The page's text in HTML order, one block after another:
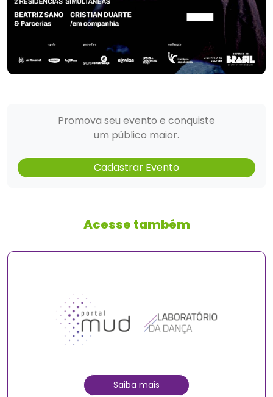
Promova seu evento e conquiste
um público maior.
Cadastrar Evento
Acesse também
Saiba mais